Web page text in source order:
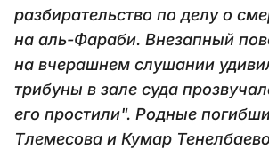
разбирательство по делу о
на аль-Фараби. Внезапный
на вчерашнем слушании
трибуны в зале суда
его простили". Родные
Тлемесова и Кумар